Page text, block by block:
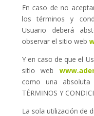
En caso de no
los términos y
Usuario deberá
observar el sitio web
Y en caso de que el
sitio web
como una
TÉRMINOS Y
La sola utilización de